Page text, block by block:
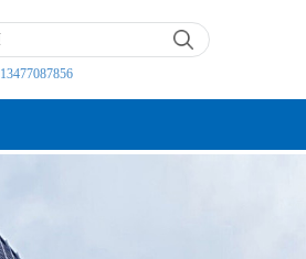
13477087856